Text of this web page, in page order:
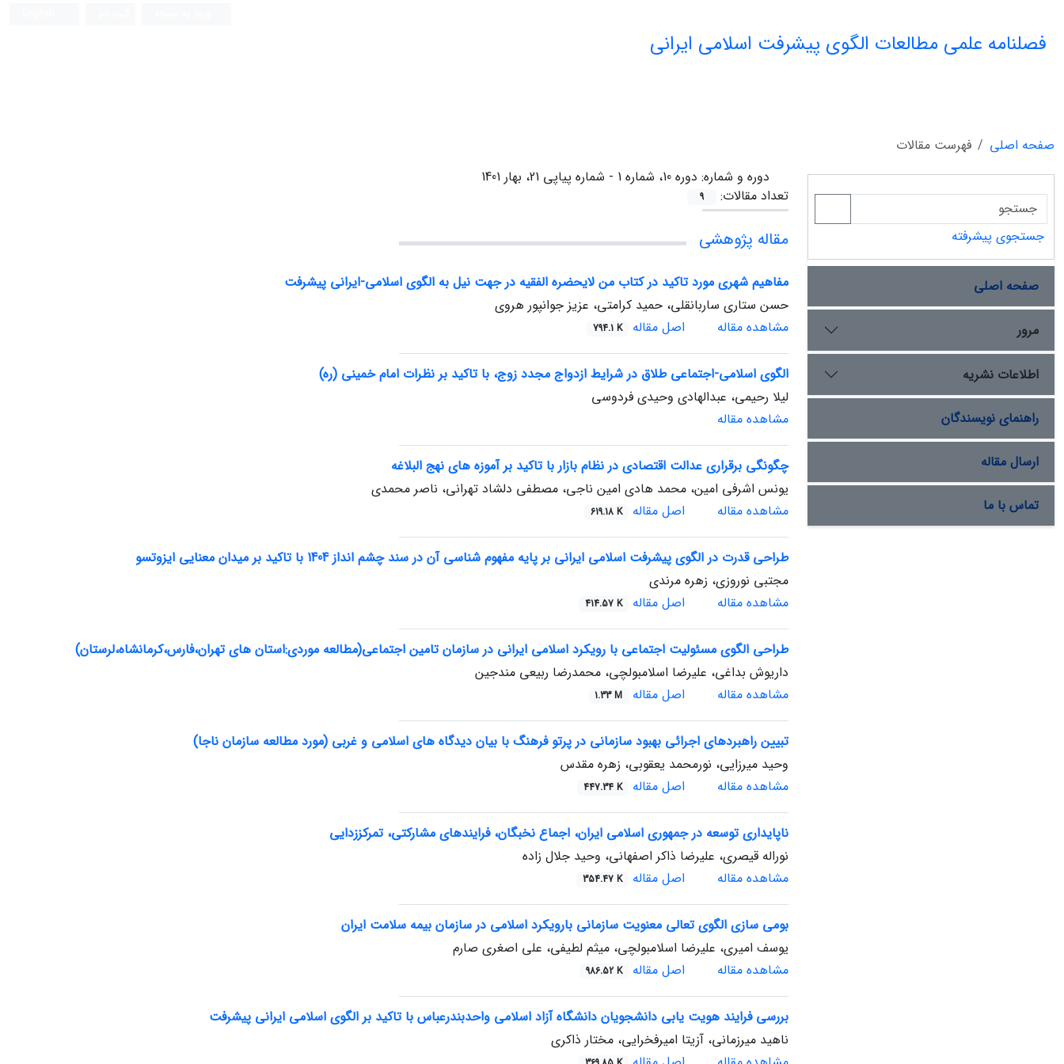
فصلنامه علمی مطالعات الگوی پیشرفت اسلامی ایرانی
صفحه اصلی
فهرست مقالات
دوره و شماره: دوره 10، شماره 1 - شماره پیاپی 21، بهار 1401
تعداد مقالات:
9
مقاله پژوهشی
مفاهیم شهری مورد تاکید در کتاب من لایحضره الفقیه در جهت نیل به الگوی اسلامی-ایرانی پیشرفت
حسن ستاری ساربانقلی، حمید کرامتی، عزیز جوانپور هروی
مشاهده مقاله
اصل مقاله 794.1 K
الگوی اسلامی-اجتماعی طلاق در شرایط ازدواج مجدد زوج، با تاکید بر نظرات امام خمینی (ره)
لیلا رحیمی، عبدالهادی وحیدی فردوسی
مشاهده مقاله
چگونگی برقراری عدالت اقتصادی در نظام بازار با تاکید بر آموزه های نهج البلاغه
یونس اشرفی امین، محمد هادی امین ناجی، مصطفی دلشاد تهرانی، ناصر محمدی
مشاهده مقاله
اصل مقاله 619.18 K
طراحی قدرت در الگوی پیشرفت اسلامی ایرانی بر پایه مفهوم شناسی آن در سند چشم انداز 1404 با تاکید بر میدان معنایی ایزوتسو
مجتبی نوروزی، زهره مرندی
مشاهده مقاله
اصل مقاله 414.57 K
طراحی الگوی مسئولیت اجتماعی با رویکرد اسلامی ایرانی در سازمان تامین اجتماعی(مطالعه موردی:استان های تهران،فارس،کرمانشاه،لرستان)
داریوش بداغی، علیرضا اسلامبولچی، محمدرضا ربیعی مندجین
مشاهده مقاله
اصل مقاله 1.33 M
تبیین راهبردهای اجرائی بهبود سازمانی در پرتو فرهنگ با بیان دیدگاه های اسلامی و غربی (مورد مطالعه سازمان ناجا)
وحید میرزایی، نورمحمد یعقوبی، زهره مقدس
مشاهده مقاله
اصل مقاله 447.34 K
ناپایداری توسعه در جمهوری اسلامی ایران، اجماع نخبگان، فرایندهای مشارکتی، تمرکز‌زدایی
نوراله قیصری، علیرضا ذاکر اصفهانی، وحید جلال زاده
مشاهده مقاله
اصل مقاله 354.47 K
بومی سازی الگوی تعالی معنویت سازمانی بارویکرد اسلامی در سازمان بیمه سلامت ایران
یوسف امیری، علیرضا اسلامبولچی، میثم لطیفی، علی اصغری صارم
مشاهده مقاله
اصل مقاله 986.52 K
بررسی فرایند هویت یابی دانشجویان دانشگاه آزاد اسلامی واحدبندرعباس با تاکید بر الگوی اسلامی ایرانی پیشرفت
ناهید میرزمانی، آزیتا امیرفخرایی، مختار ذاکری
جستجوی پیشرفته
صفحه اصلی
مرور
اطلاعات نشریه
راهنمای نویسندگان
ارسال مقاله
تماس با ما